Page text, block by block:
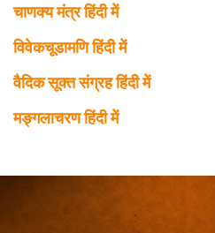
चाणक्य मंत्र हिंदी में
विवेकचूडामणि हिंदी में
वैदिक सूक्त संग्रह हिंदी में
मङ्गलाचरण हिंदी में